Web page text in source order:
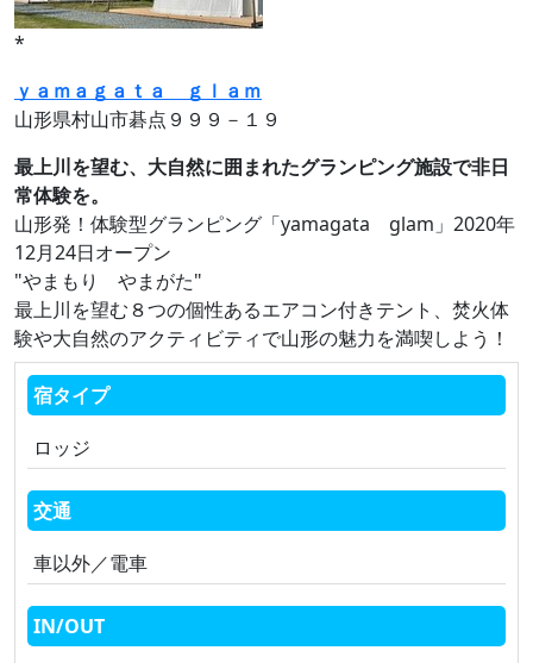
*
ｙａｍａｇａｔａ ｇｌａｍ
山形県村山市碁点９９９－１９
最上川を望む、大自然に囲まれたグランピング施設で非日
常体験を。
山形発！体験型グランピング「yamagata glam」2020年
12月24日オープン
"やまもり やまがた"
最上川を望む８つの個性あるエアコン付きテント、焚火体
験や大自然のアクティビティで山形の魅力を満喫しよう！
宿タイプ
ロッジ
交通
車以外／電車
IN/OUT